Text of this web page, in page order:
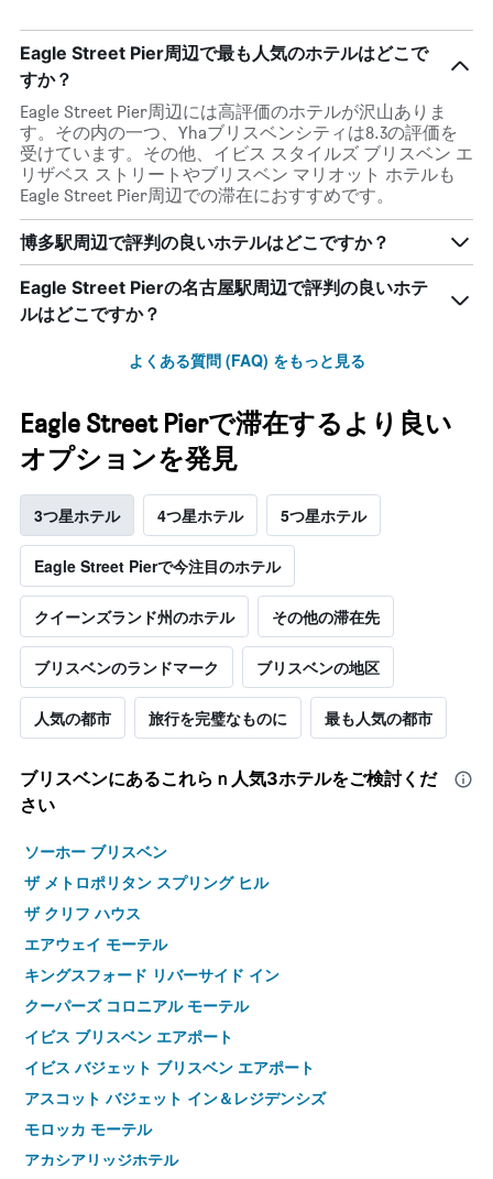
Eagle Street Pier周辺で最も人気のホテルはどこで
すか？
Eagle Street Pier周辺には高評価のホテルが沢山ありま
す。その内の一つ、Yhaブリスベンシティは8.3の評価を
受けています。その他、イビス スタイルズ ブリスベン エ
リザベス ストリートやブリスベン マリオット ホテルも
Eagle Street Pier周辺での滞在におすすめです。
博多駅周辺で評判の良いホテルはどこですか？
Eagle Street Pierの名古屋駅周辺で評判の良いホテ
ルはどこですか？
よくある質問 (FAQ) をもっと見る
Eagle Street Pierで滞在するより良い
オプションを発見
3つ星ホテル 4つ星ホテル 5つ星ホテル
Eagle Street Pierで今注目のホテル
クイーンズランド州のホテル その他の滞在先
ブリスベンのランドマーク ブリスベンの地区
人気の都市 旅行を完璧なものに 最も人気の都市
ブリスベン​にあるこれらｎ人気3ホテルをご検討くだ
さい
ソーホー ブリスベン
ザ メトロポリタン スプリング ヒル
ザ クリフ ハウス
エアウェイ モーテル
キングスフォード リバーサイド イン
クーパーズ コロニアル モーテル
イビス ブリスベン エアポート
イビス バジェット ブリスベン エアポート
アスコット バジェット イン＆レジデンシズ
モロッカ モーテル
アカシアリッジホテル